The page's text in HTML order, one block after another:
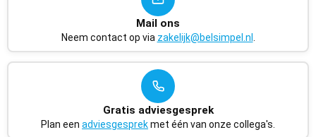
Mail ons
Neem contact op via zakelijk@belsimpel.nl
Gratis adviesgesprek
Plan een adviesgesprekmet één van onze collega's.